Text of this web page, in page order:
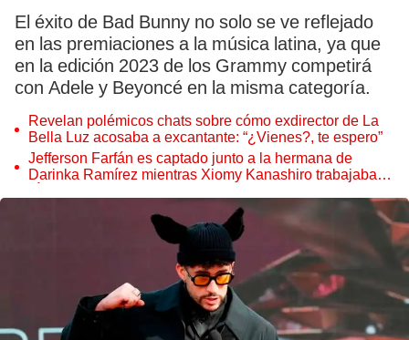
El éxito de Bad Bunny no solo se ve reflejado
en las premiaciones a la música latina, ya que
en la edición 2023 de los Grammy competirá
con Adele y Beyoncé en la misma categoría.
Revelan polémicos chats sobre cómo exdirector de La
Bella Luz acosaba a excantante: “¿Vienes?, te espero”
Jefferson Farfán es captado junto a la hermana de
Darinka Ramírez mientras Xiomy Kanashiro trabajaba: